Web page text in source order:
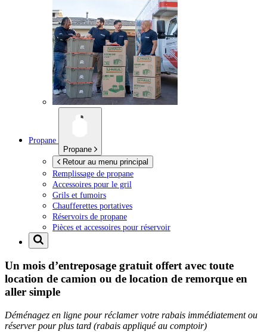
Propane
Propane
Retour au menu principal
Remplissage de propane
Accessoires pour le gril
Grils et fumoirs
Chaufferettes portatives
Réservoirs de propane
Pièces et accessoires pour réservoir
Un mois d’entreposage gratuit offert avec toute
location de camion ou de location de remorque en
aller simple
Déménagez en ligne pour réclamer votre rabais immédiatement ou
réserver pour plus tard (rabais appliqué au comptoir)